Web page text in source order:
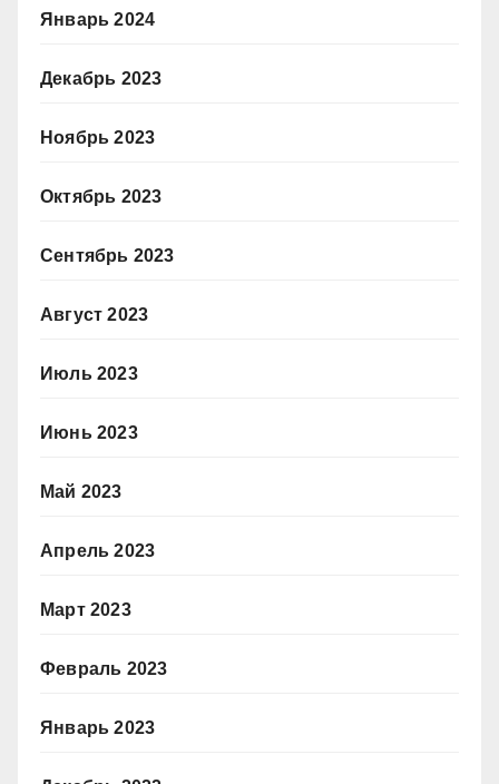
Январь 2024
Декабрь 2023
Ноябрь 2023
Октябрь 2023
Сентябрь 2023
Август 2023
Июль 2023
Июнь 2023
Май 2023
Апрель 2023
Март 2023
Февраль 2023
Январь 2023